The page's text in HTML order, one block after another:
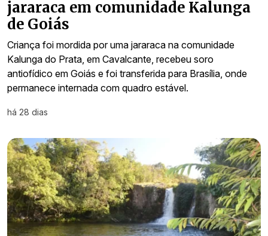
jararaca em comunidade Kalunga
de Goiás
Criança foi mordida por uma jararaca na comunidade
Kalunga do Prata, em Cavalcante, recebeu soro
antiofídico em Goiás e foi transferida para Brasília, onde
permanece internada com quadro estável.
há 28 dias